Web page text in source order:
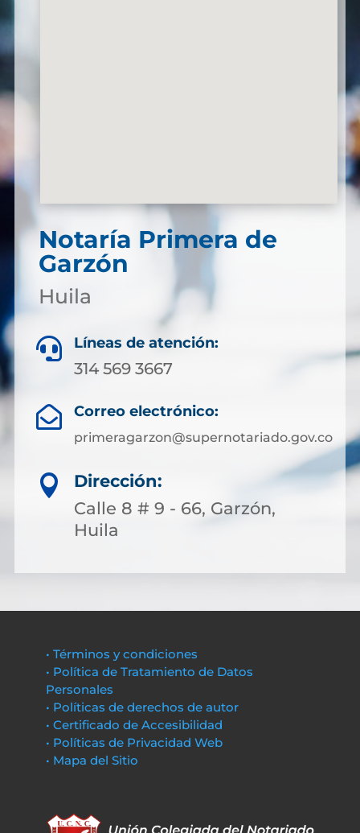
Notaría Primera de
Garzón
Huila
 Líneas de atención:
314 569 3667
 Correo electrónico:
primeragarzon@supernotariado.gov.co

Dirección:
Calle 8 # 9 - 66, Garzón,
Huila
• Términos y condiciones
• Política de Tratamiento de Datos
Personales
• Políticas de derechos de autor
• Certificado de Accesibilidad
• Políticas de Privacidad Web
• Mapa del Sitio